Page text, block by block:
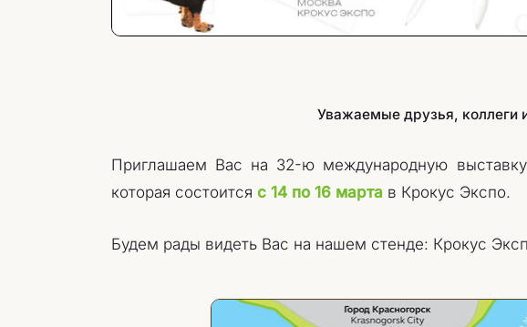
Уважаемые друзья, коллеги
Приглашаем Вас на 32-ю международную
которая состоится с 14 по 16 марта в Крокус Экспо.
Будем рады видеть Вас на нашем стенде: Крокус